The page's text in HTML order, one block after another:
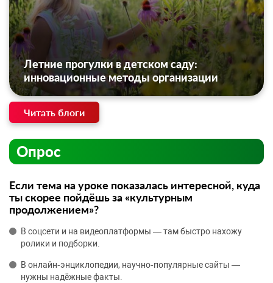
Летние прогулки в детском саду:
инновационные методы организации
Читать блоги
Опрос
Если тема на уроке показалась интересной, куда
ты скорее пойдёшь за «культурным
продолжением»?
В соцсети и на видеоплатформы — там быстро нахожу
ролики и подборки.
В онлайн‑энциклопедии, научно‑популярные сайты —
нужны надёжные факты.